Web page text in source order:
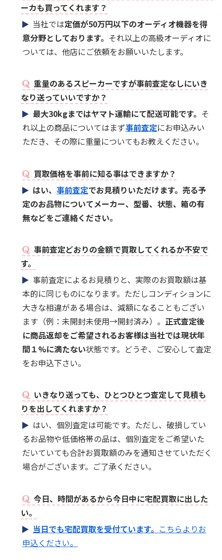
ーカも買ってくれます？
当社では定価が50万円以下のオーディオ機器を得
意分野としております。 それ以上の高級オーディオに
ついては、他店にご依頼をお願いいたします。
重量のあるスピーカーですが事前査定なしにいき
なり送っていいですか？
最大30kgまではヤマト運輸にて配送可能です。 そ
れ以上の商品についてはまず事前査定にお申込みい
ただき、その際に重量についてもお教えください。
買取価格を事前に知る事はできますか？
はい、事前査定でお見積りいただけます。売る予
定のお品物についてメーカー、型番、状態、箱の有
無などをご連絡ください。
事前査定どおりの金額で買取してくれるか不安で
す。
事前査定によるお見積りと、実際のお買取額は基
本的に同じものになります。ただしコンディションに
大きな相違がある場合は、減額になることもござい
ます（例：未開封未使用→開封済み）。 正式査定後
に商品返却をご希望されるお客様は当社では現状年
間１%に満たない状態です。どうぞ、ご安心して査定
をお申込下さい。
いきなり送っても、ひとつひとつ査定して見積も
りを出してくれますか？
はい、個別査定は可能です。ただし、破損してい
るお品物や低価格帯の品は、個別査定をご希望いた
だいていても合計お買取額のみを通知させていただく
場合がございます。ご了承ください。
今日、時間があるから今日中に宅配買取に出した
い。
当日でも宅配買取を受付ています。 こちらよりお
申込ください。